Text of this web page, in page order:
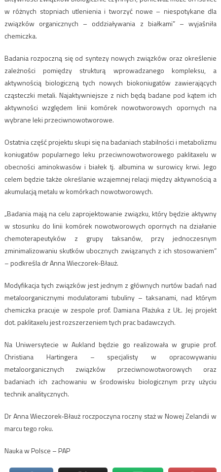
w różnych stopniach utlenienia i tworzyć nowe – niespotykane dla
związków organicznych – oddziaływania z białkami” – wyjaśniła
chemiczka.
Badania rozpoczną się od syntezy nowych związków oraz określenie
zależności pomiędzy strukturą wprowadzanego kompleksu, a
aktywnością biologiczną tych nowych biokoniugatów zawierających
cząsteczki metali. Najaktywniejsze z nich będą badane pod kątem ich
aktywności względem linii komórek nowotworowych opornych na
wybrane leki przeciwnowotworowe.
Ostatnia część projektu skupi się na badaniach stabilności i metabolizmu
koniugatów popularnego leku przeciwnowotworowego paklitaxelu w
obecności aminokwasów i białek tj. albumina w surowicy krwi. Jego
celem będzie także określanie wzajemnej relacji między aktywnością a
akumulacją metalu w komórkach nowotworowych.
„Badania mają na celu zaprojektowanie związku, który będzie aktywny
w stosunku do linii komórek nowotworowych opornych na działanie
chemoterapeutyków z grupy taksanów, przy jednoczesnym
zminimalizowaniu skutków ubocznych związanych z ich stosowaniem”
– podkreśla dr Anna Wieczorek-Błauż.
Modyfikacja tych związków jest jednym z głównych nurtów badań nad
metaloorganicznymi modulatorami tubuliny – taksanami, nad którym
chemiczka pracuje w zespole prof. Damiana Plażuka z UŁ. Jej projekt
dot. paklitaxelu jest rozszerzeniem tych prac badawczych.
Na Uniwersytecie w Aukland będzie go realizowała w grupie prof.
Christiana Hartingera – specjalisty w opracowywaniu
metaloorganicznych związków przeciwnowotworowych oraz
badaniach ich zachowaniu w środowisku biologicznym przy użyciu
technik analitycznych.
Dr Anna Wieczorek-Błauż roczpoczyna roczny staż w Nowej Zelandii w
marcu tego roku.
Nauka w Polsce – PAP